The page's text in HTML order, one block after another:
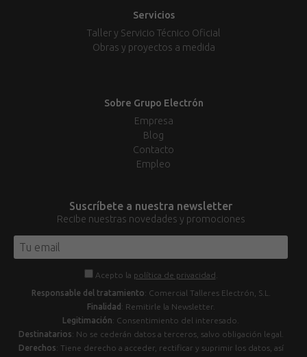
Servicios
Taller y Servicio Técnico Oficial
Obras y proyectos a medida
Sobre Grupo Electrón
Empresa
Blog
Contacto
Empleo
Suscríbete a nuestra newsletter
Recibe nuestras novedades y promociones
Acepto la política de privacidad
Responsable del tratamiento: Comercial Talleres Electrón, S.L.
Finalidad : Remitirle la Newsletter.
Legitimación: Consentimiento del interesado.
Destinatarios: No se cederán datos a terceros, salvo obligación legal.
Derechos: Tiene derecho a acceder, rectificar y suprimir los datos, así